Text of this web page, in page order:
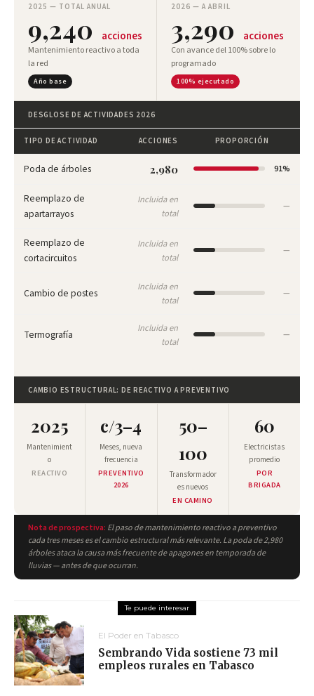
2025 — TOTAL ANUAL
9,240 acciones
Mantenimiento reactivo a toda
la red
Año base
2026 — A ABRIL
3,290 acciones
Con avance del 100% sobre lo
programado
100% ejecutado
DESGLOSE DE ACTIVIDADES 2026
TIPO DE ACTIVIDAD ACCIONES PROPORCIÓN
Poda de árboles 2,980 91%
Reemplazo de
apartarrayos
Incluida en
total
—
Reemplazo de
cortacircuitos
Incluida en
total
—
Cambio de postes
Incluida en
total
—
Termografía
Incluida en
total
—
CAMBIO ESTRUCTURAL: DE REACTIVO A PREVENTIVO
2025
Mantenimient
o
REACTIVO
c/3–4
Meses, nueva
frecuencia
PREVENTIVO
2026
50–
100
Transformador
es nuevos
EN CAMINO
60
Electricistas
promedio
POR
BRIGADA
Nota de prospectiva: El paso de mantenimiento reactivo a preventivo
cada tres meses es el cambio estructural más relevante. La poda de 2,980
árboles ataca la causa más frecuente de apagones en temporada de
lluvias — antes de que ocurran.
El Poder en Tabasco
Sembrando Vida sostiene 73 mil
empleos rurales en Tabasco